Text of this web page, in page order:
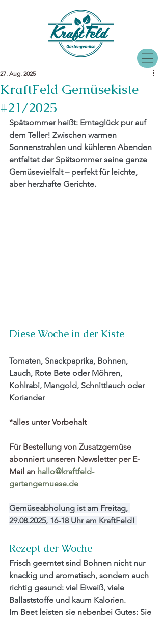
KraftFeld Gemüsekiste
#21/2025
27. Aug. 2025
Spätsommer heißt: Ernteglück pur auf
dem Teller! Zwischen warmen
Sonnenstrahlen und kühleren Abenden
entfaltet der Spätsommer seine ganze
Gemüsevielfalt – perfekt für leichte,
aber herzhafte Gerichte.
Diese Woche in der Kiste
Tomaten, Snackpaprika, Bohnen,
Lauch, Rote Bete oder Möhren,
Kohlrabi, Mangold, Schnittlauch oder
Koriander
*alles unter Vorbehalt
Für Bestellung von Zusatzgemüse
abonniert unseren Newsletter per E-
Mail an hallo@kraftfeld-
gartengemuese.de
Gemüseabholung ist am Freitag,
29.08.2025, 16-18 Uhr am KraftFeld!
Rezept der Woche
Frisch geerntet sind Bohnen nicht nur
knackig und aromatisch, sondern auch
richtig gesund: viel Eiweiß, viele
Ballaststoffe und kaum Kalorien.
Im Beet leisten sie nebenbei Gutes: Sie